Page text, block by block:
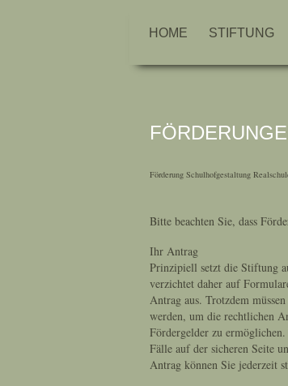
HOME STIFTUNG
Förderung Schulhofgestaltung
Bitte beachten Sie, dass
Ihr Antrag
Prinzipiell setzt die Stiftung
verzichtet daher auf
Antrag aus. Trotzdem
werden, um die rechtlichen
Fördergelder zu
Fälle auf der sicheren Seite
Antrag können Sie